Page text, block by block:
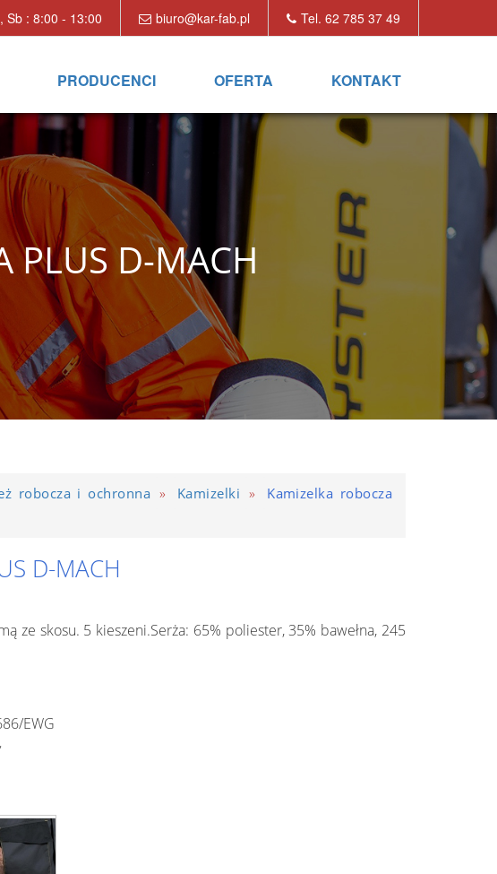
Tel. 62 785 37 49
biuro@kar-fab.pl
Sb : 8:00 - 13:00
PRODUCENCI OFERTA KONTAKT
PLUS D-MACH
robocza i ochronna » Kamizelki »
Kamizelka robocza
D-MACH
ze skosu. 5 kieszeni.Serża: 65% poliester, 35% bawełna, 245
EWG